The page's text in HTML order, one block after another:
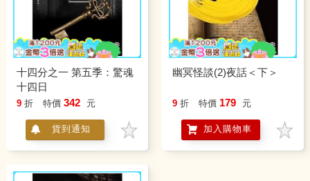
十四分之一 第五季：驚魂
十四日
9 折 特價 342 元
貨到通知
幽冥怪談(2)夜話＜下＞
9 折 特價 179 元
加入購物車